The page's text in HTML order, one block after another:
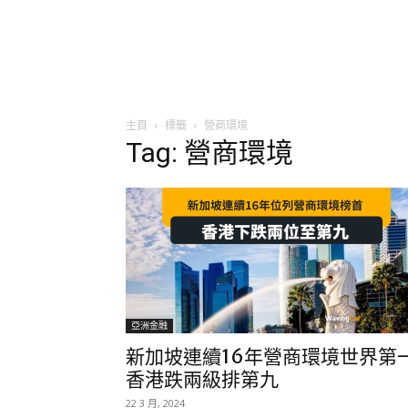
主頁 標籤 營商環境
Tag: 營商環境
亞洲金融
新加坡連續16年營商環境世界第
香港跌兩級排第九
22 3 月, 2024